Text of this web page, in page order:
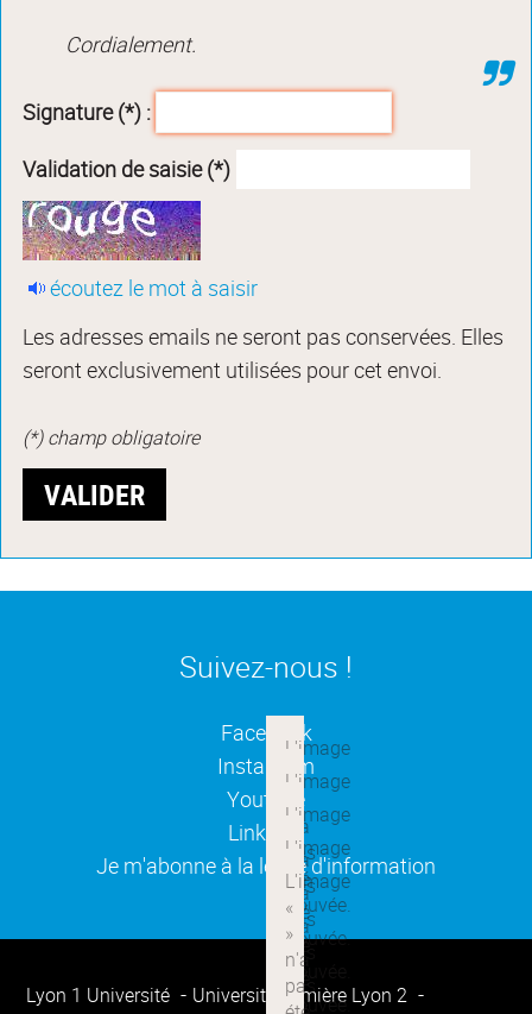
Cordialement.
Signature (*) :
Validation de saisie (*)
écoutez le mot à saisir
Les adresses emails ne seront pas conservées. Elles
seront exclusivement utilisées pour cet envoi.
(*) champ obligatoire
Suivez-nous !
Facebook(ouverture dans une
Instagram(ouverture dans une
Youtube(ouverture dans une
Linkedin
(ouverture dans une
Je m'abonne à la lettre d'information
(ouverture dans une
Lyon 1 Université
Université Lumière Lyon 2